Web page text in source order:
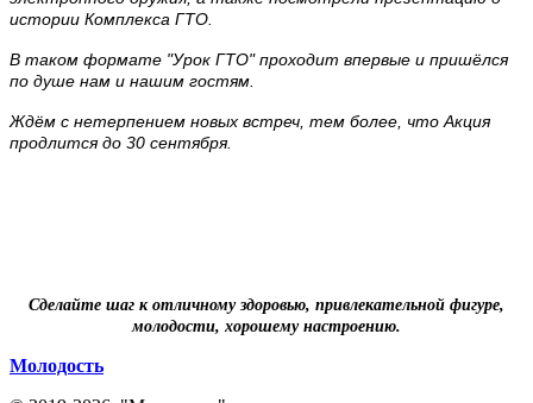
истории Комплекса ГТО.
В таком формате "Урок ГТО" проходит впервые и пришёлся
по душе нам и нашим гостям.
Ждём с нетерпением новых встреч, тем более, что Акция
продлится до 30 сентября.
Сделайте шаг к отличному здоровью, привлекательной фигуре,
молодости, хорошему настроению.
Молодость